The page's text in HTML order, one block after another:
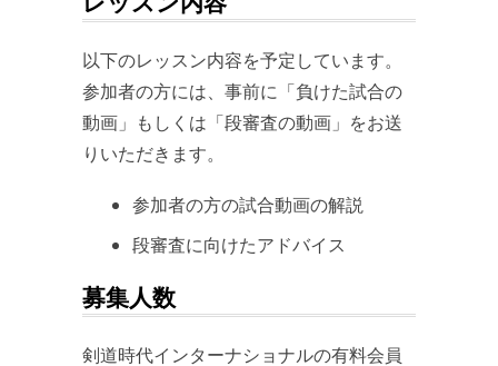
以下のレッスン内容を予定しています。
参加者の方には、事前に「負けた試合の
動画」もしくは「段審査の動画」をお送
りいただきます。
参加者の方の試合動画の解説
段審査に向けたアドバイス
募集人数
剣道時代インターナショナルの有料会員